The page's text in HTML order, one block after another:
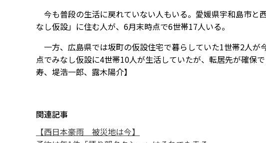
今も普段の生活に戻れていない人もいる。愛媛県宇和島市と
なし仮設」に住む人が、6月末時点で6世帯17人いる。
一方、広島県では坂町の仮設住宅で暮らしていた1世帯2人
点でみなし仮設に4世帯10人が生活していたが、転居先が確保
寿、堤浩一郎、露木陽介】
関連記事
【西日本豪雨 被災地は今】